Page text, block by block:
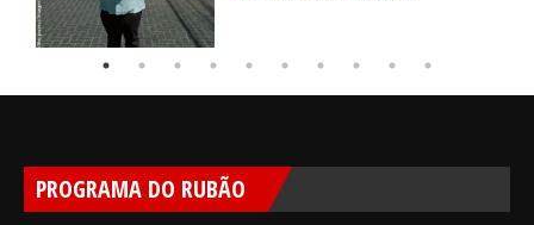
PROGRAMA DO RUBÃO